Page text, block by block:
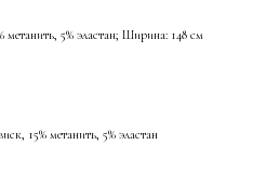
метанить, 5% эластан; Ширина: 148 см
15% метанить, 5% эластан